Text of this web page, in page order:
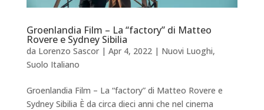
Groenlandia Film – La “factory” di Matteo
Rovere e Sydney Sibilia
da Lorenzo Sascor| Apr 4, 2022| Nuovi Luoghi,
Suolo Italiano
Groenlandia Film – La “factory” di Matteo Rovere e
Sydney Sibilia È da circa dieci anni che nel cinema